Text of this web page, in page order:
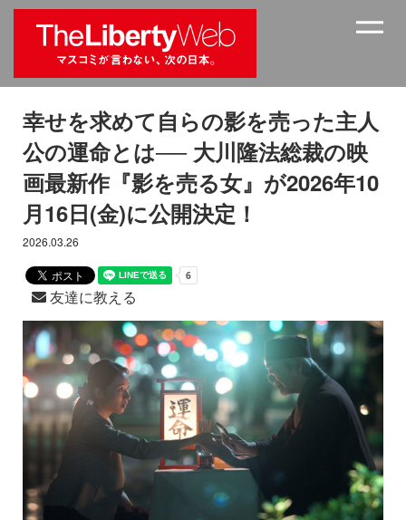
幸せを求めて自らの影を売った主人
公の運命とは── 大川隆法総裁の映
画最新作『影を売る女』が2026年10
月16日(金)に公開決定！
2026.03.26
友達に教える